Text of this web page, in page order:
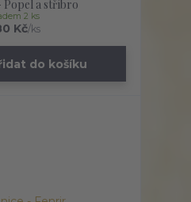
Popel a stříbro
Kč/ks
2 ks
do košíku